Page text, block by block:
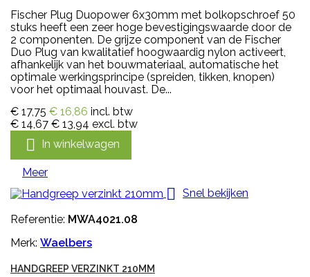
Fischer Plug Duopower 6x30mm met bolkopschroef 50
stuks heeft een zeer hoge bevestigingswaarde door de
2 componenten. De grijze component van de Fischer
Duo Plug van kwalitatief hoogwaardig nylon activeert,
afhankelijk van het bouwmateriaal, automatische het
optimale werkingsprincipe (spreiden, tikken, knopen)
voor het optimaal houvast. De...
€ 17,75 € 16,86 incl. btw
€ 14,67 € 13,94 excl. btw
 In winkelwagen
Meer
 Snel bekijken
Referentie: MWA4021.08
Merk: Waelbers
HANDGREEP VERZINKT 210MM